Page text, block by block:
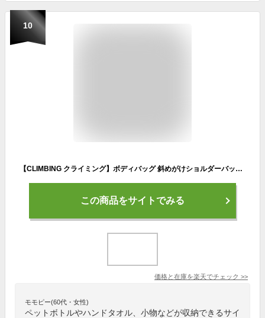
10
【CLIMBING クライミング】ボディバッグ 斜めがけショルダーバッグ メンズ ヒップバッグ ウエストバッグ ウエストポーチ 紳士用 男女兼用 反射テープ付き クリスマス ギフト プレゼント 贈り物
この商品をサイトでみる
価格と在庫を楽天でチェック >>
モモピー(60代・女性)
ペットボトルやハンドタオル、小物などが収納できるサイ